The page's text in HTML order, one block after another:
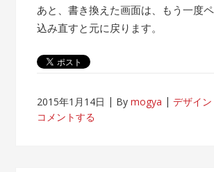
あと、書き換えた画面は、もう一度
込み直すと元に戻ります。
2015年1月14日 Bymogya
デザイン
コメントする